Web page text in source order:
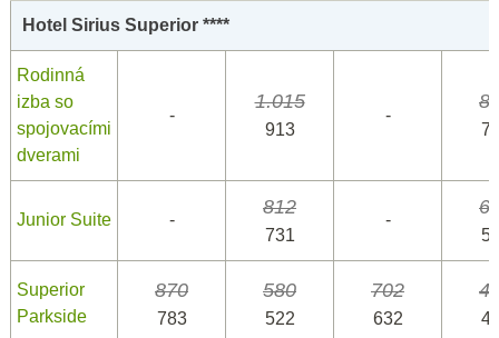
Hotel Sirius Superior ****
Rodinná
izba so
spojovacími
dverami
-
1.015
913
-
Junior Suite -
812
731
-
Superior
Parkside
870
783
580
522
702
632